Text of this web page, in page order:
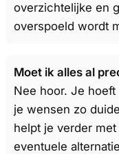
overzichtelijke en
overspoeld wordt
Moet ik alles al
Nee hoor. Je
je wensen zo
helpt je verder
eventuele